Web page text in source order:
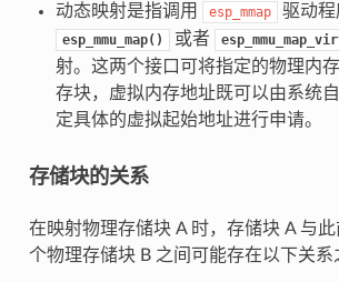
动态映射是指调用
esp_mmap 驱动程
esp_mmu_map() 或者
射。这两个接口可将指定的物理内
存块，虚拟内存地址既可以由系统
定具体的虚拟起始地址进行申请。
存储块的关系
在映射物理存储块 A 时，存储块 A 与
个物理存储块 B 之间可能存在以下关系